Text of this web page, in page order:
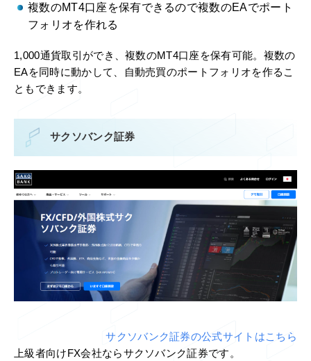
複数のMT4口座を保有できるので複数のEAでポート
フォリオを作れる
1,000通貨取引ができ、複数のMT4口座を保有可能。複数の
EAを同時に動かして、自動売買のポートフォリオを作るこ
ともできます。
サクソバンク証券
サクソバンク証券の公式サイトはこちら
上級者向けFX会社ならサクソバンク証券です。